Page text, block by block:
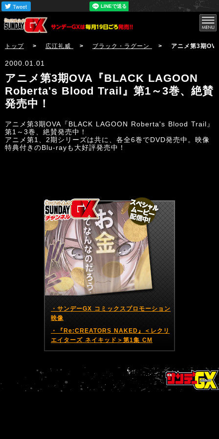
トップ > 広江礼威 > ブラック・ラグーン > アニメ第3期OVA
2000.01.01
アニメ第3期OVA『BLACK LAGOON
Roberta's Blood Trail』第1～3巻、絶賛
発売中！
サンデーGX
アニメ第3期OVA『BLACK LAGOON Roberta's Blood Trail』
第1～3巻、絶賛発売中！
アニメ第1、2期シリーズは共に、各全6巻でDVD発売中。映像
特典付きのBlu-rayも大好評発売中！
・サンデーGX コミックスプロモーション
映像
・『Re:CREATORS NAKED』＜レクリ
エイターズ ネイキッド＞第1集 CM